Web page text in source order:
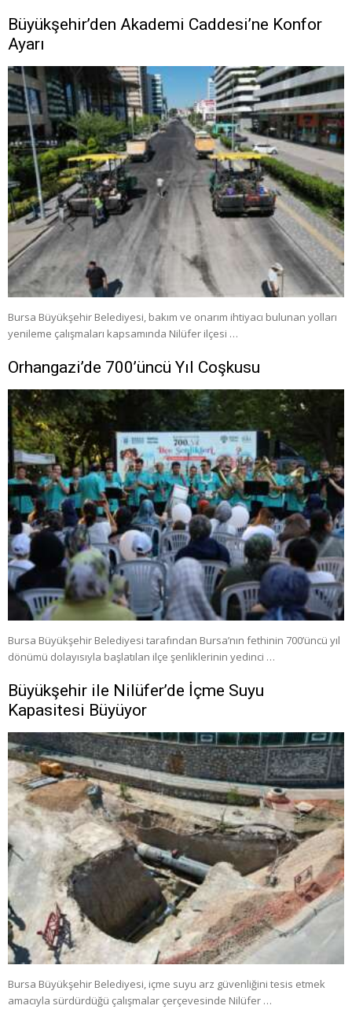
Büyükşehir’den Akademi Caddesi’ne Konfor
Ayarı
Bursa Büyükşehir Belediyesi, bakım ve onarım ihtiyacı bulunan yolları
yenileme çalışmaları kapsamında Nilüfer ilçesi …
Orhangazi’de 700’üncü Yıl Coşkusu
Bursa Büyükşehir Belediyesi tarafından Bursa’nın fethinin 700’üncü yıl
dönümü dolayısıyla başlatılan ilçe şenliklerinin yedinci …
Büyükşehir ile Nilüfer’de İçme Suyu
Kapasitesi Büyüyor
Bursa Büyükşehir Belediyesi, içme suyu arz güvenliğini tesis etmek
amacıyla sürdürdüğü çalışmalar çerçevesinde Nilüfer …